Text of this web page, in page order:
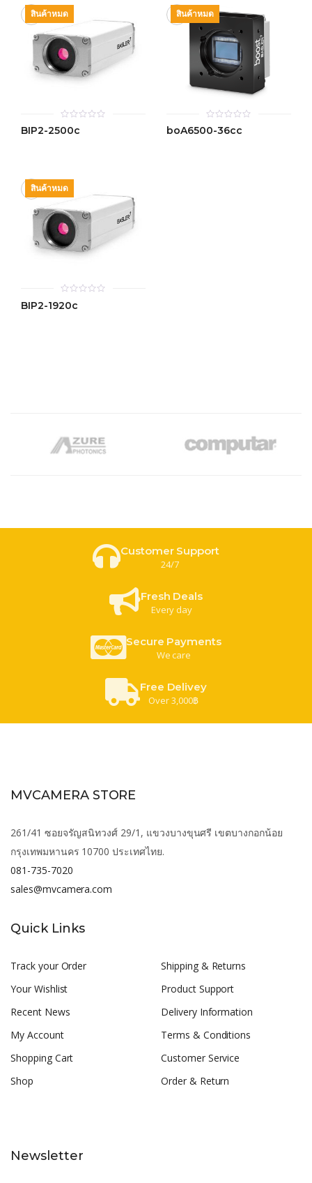
สินค้าหมด
0
out
BIP2-2500c
สินค้าหมด
0
out
boA6500-36cc
สินค้าหมด
0
out
BIP2-1920c
Customer Support
24/7
Fresh Deals
Every day
Secure Payments
We care
Free Delivey
Over 3,000฿
MVCAMERA STORE
261/41 ซอยจรัญสนิทวงศ์ 29/1, แขวงบางขุนศรี เขตบางกอกน้อย
กรุงเทพมหานคร 10700 ประเทศไทย.
081-735-7020
sales@mvcamera.com
Quick Links
Track your Order
Your Wishlist
Recent News
My Account
Shopping Cart
Shop
Shipping & Returns
Product Support
Delivery Information
Terms & Conditions
Customer Service
Order & Return
Newsletter